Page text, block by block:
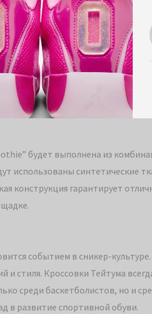
будет выполнена из
использованы синтетические
конструкция гарантирует
событием в сникер-
стиля. Кроссовки Тейтума
среди баскетболистов, но и
в развитие спортивной обуви.